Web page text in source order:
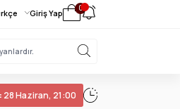
Giriş Yap 0
28 Haziran, 21:00